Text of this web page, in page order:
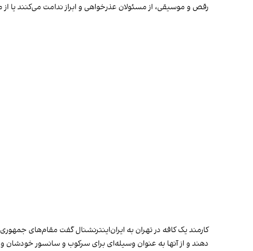
رقص و موسیقی، از مسئولان عذرخواهی و ابراز ندامت می‌کنند یا
کارمند یک کافه در تهران به ایران‌اینترنشنال گفت مقام‌های
دهند و از آنها به عنوان وسیله‌ای برای سرکوب و سانسور خودشان و